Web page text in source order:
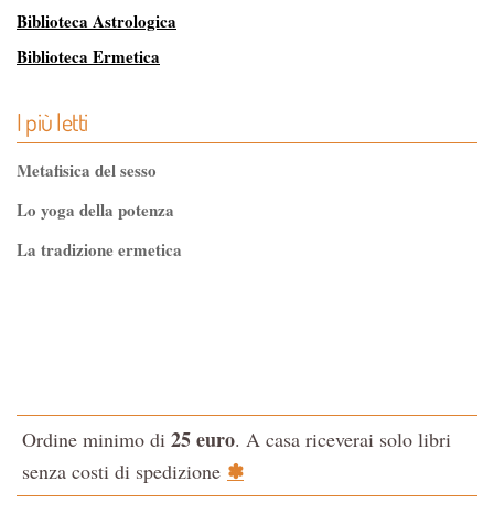
Biblioteca Astrologica
Biblioteca Ermetica
Biblioteca dei Misteri
Classici dell'Occulto
L'Opera Segreta
La Fonte del Benessere
Nonsoloscienza
I più letti
Metafisica del sesso
Lo yoga della potenza
La tradizione ermetica
La Cabala
Il potere del serpente
Ordine minimo di 25 euro. A casa riceverai solo libri
senza costi di spedizione ✽